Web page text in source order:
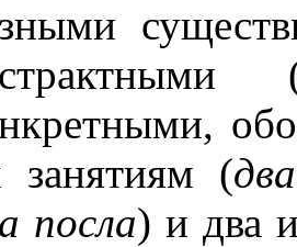
занятиям (
посла) и два